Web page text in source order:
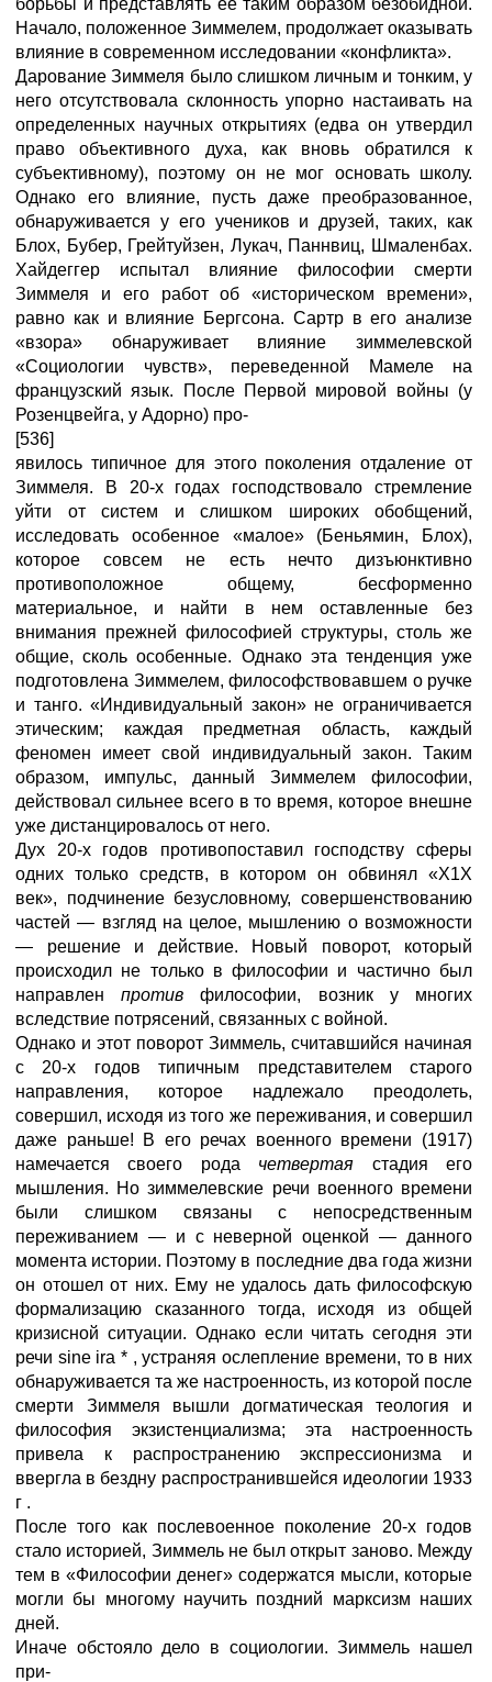
борьбы и представлять ее таким образом безобидной.
Начало, положенное Зиммелем, продолжает оказывать
влияние в современном исследовании «конфликта».
Дарование Зиммеля было слишком личным и тонким, у
него отсутствовала склонность упорно настаивать на
определенных научных открытиях (едва он утвердил
право объективного духа, как вновь обратился к
субъективному), поэтому он не мог основать школу.
Однако его влияние, пусть даже преобразованное,
обнаруживается у его учеников и друзей, таких, как
Блох, Бубер, Грейтуйзен, Лукач, Паннвиц, Шмаленбах.
Хайдеггер испытал влияние философии смерти
Зиммеля и его работ об «историческом времени»,
равно как и влияние Бергсона. Сартр в его анализе
«взора» обнаруживает влияние зиммелевской
«Социологии чувств», переведенной Мамеле на
французский язык. После Первой мировой войны (у
Розенцвейга, у Адорно) про-
[536]
явилось типичное для этого поколения отдаление от
Зиммеля. В 20-х годах господствовало стремление
уйти от систем и слишком широких обобщений,
исследовать особенное «малое» (Беньямин, Блох),
которое совсем не есть нечто дизъюнктивно
противоположное общему, бесформенно
материальное, и найти в нем оставленные без
внимания прежней философией структуры, столь же
общие, сколь особенные. Однако эта тенденция уже
подготовлена Зиммелем, философствовавшем о ручке
и танго. «Индивидуальный закон» не ограничивается
этическим; каждая предметная область, каждый
феномен имеет свой индивидуальный закон. Таким
образом, импульс, данный Зиммелем философии,
действовал сильнее всего в то время, которое внешне
уже дистанцировалось от него.
Дух 20-х годов противопоставил господству сферы
одних только средств, в котором он обвинял «Х1Х
век», подчинение безусловному, совершенствованию
частей — взгляд на целое, мышлению о возможности
— решение и действие. Новый поворот, который
происходил не только в философии и частично был
направленпротивфилософии, возник у многих
вследствие потрясений, связанных с войной.
Однако и этот поворот Зиммель, считавшийся начиная
с 20-х годов типичным представителем старого
направления, которое надлежало преодолеть,
совершил, исходя из того же переживания, и совершил
даже раньше! В его речах военного времени (1917)
намечается своего рода четвертая стадия его
мышления. Но зиммелевские речи военного времени
были слишком связаны с непосредственным
переживанием — и с неверной оценкой — данного
момента истории. Поэтому в последние два года жизни
он отошел от них. Ему не удалось дать философскую
формализацию сказанного тогда, исходя из общей
кризисной ситуации. Однако если читать сегодня эти
речи sine ira * , устраняя ослепление времени, то в них
обнаруживается та же настроенность, из которой после
смерти Зиммеля вышли догматическая теология и
философия экзистенциализма; эта настроенность
привела к распространению экспрессионизма и
ввергла в бездну распространившейся идеологии 1933
г .
После того как послевоенное поколение 20-х годов
стало историей, Зиммель не был открыт заново. Между
тем в «Философии денег» содержатся мысли, которые
могли бы многому научить поздний марксизм наших
дней.
Иначе обстояло дело в социологии. Зиммель нашел
при-